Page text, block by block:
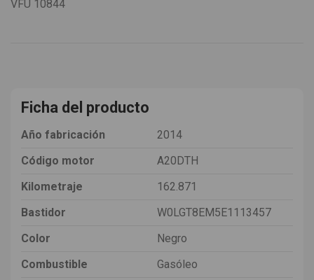
VFU 10844
Ficha del producto
Año fabricación
2014
Código motor
A20DTH
Kilometraje
162.871
Bastidor
W0LGT8EM5E1113457
Color
Negro
Combustible
Gasóleo